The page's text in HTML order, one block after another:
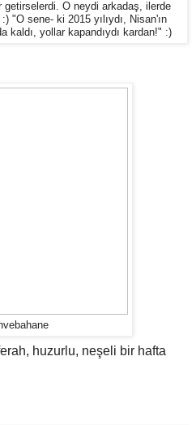
getirselerdi. O neydi arkadaş, ilerde
"O sene- ki 2015 yılıydı, Nisan'ın
kaldı, yollar kapandıydı kardan!" :)
huzurlu, neşeli bir hafta